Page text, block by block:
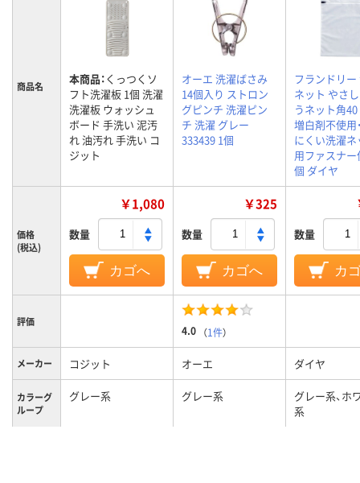
商品名 本商品：くっつくソ
フト洗濯板 1個 洗濯
洗濯板 ウォッシュ
ボード 手洗い 泥汚
れ 油汚れ 手洗い コ
ジット
オーエ 洗濯ばさみ
14個入り ストロン
グピンチ 洗濯ピン
チ 洗濯 グレー
333439 1個
フランドリー
ネット やさ
うネット角
増白剤不使用
にくい洗濯
用ファスナー
個 ダイヤ
価格
(税込)
￥1,080
数量
カゴへ
￥325
数量
カゴへ
数量
カ
評価
4.0 （1件）
メーカー コジット オーエ ダイヤ
カラーグ
ループ
グレー系 グレー系
グレー系、ホ
系